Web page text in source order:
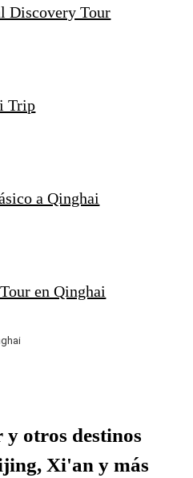
Discovery Tour
Trip
a Qinghai
en Qinghai
otros destinos
Xi'an y más